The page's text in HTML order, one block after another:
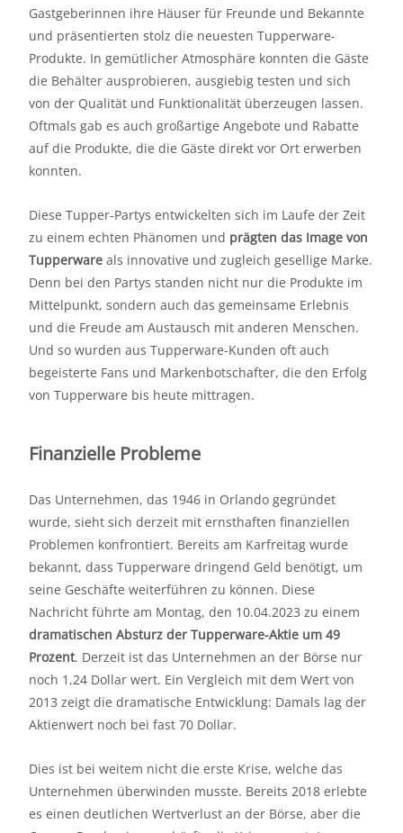
Gastgeberinnen ihre Häuser für Freunde und Bekannte
und präsentierten stolz die neuesten Tupperware-
Produkte. In gemütlicher Atmosphäre konnten die Gäste
die Behälter ausprobieren, ausgiebig testen und sich
von der Qualität und Funktionalität überzeugen lassen.
Oftmals gab es auch großartige Angebote und Rabatte
auf die Produkte, die die Gäste direkt vor Ort erwerben
konnten.
Diese Tupper-Partys entwickelten sich im Laufe der Zeit
zu einem echten Phänomen und prägten das Image von
Tupperware als innovative und zugleich gesellige Marke.
Denn bei den Partys standen nicht nur die Produkte im
Mittelpunkt, sondern auch das gemeinsame Erlebnis
und die Freude am Austausch mit anderen Menschen.
Und so wurden aus Tupperware-Kunden oft auch
begeisterte Fans und Markenbotschafter, die den Erfolg
von Tupperware bis heute mittragen.
Finanzielle Probleme
Das Unternehmen, das 1946 in Orlando gegründet
wurde, sieht sich derzeit mit ernsthaften finanziellen
Problemen konfrontiert. Bereits am Karfreitag wurde
bekannt, dass Tupperware dringend Geld benötigt, um
seine Geschäfte weiterführen zu können. Diese
Nachricht führte am Montag, den 10.04.2023 zu einem
dramatischen Absturz der Tupperware-Aktie um 49
Prozent. Derzeit ist das Unternehmen an der Börse nur
noch 1,24 Dollar wert. Ein Vergleich mit dem Wert von
2013 zeigt die dramatische Entwicklung: Damals lag der
Aktienwert noch bei fast 70 Dollar.
Dies ist bei weitem nicht die erste Krise, welche das
Unternehmen überwinden musste. Bereits 2018 erlebte
es einen deutlichen Wertverlust an der Börse, aber die